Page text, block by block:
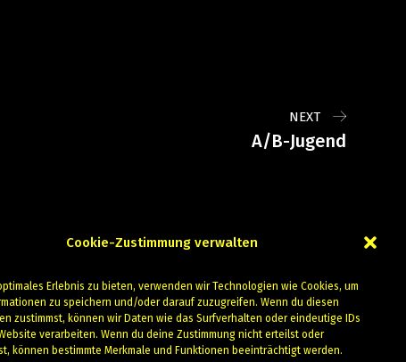
Cookie-Zustimmung verwalten
Erlebnis zu bieten, verwenden wir Technologien wie Cookies, um
zu speichern und/oder darauf zuzugreifen. Wenn du diesen
zustimmst, können wir Daten wie das Surfverhalten oder eindeutige IDs
verarbeiten. Wenn du deine Zustimmung nicht erteilst oder
können bestimmte Merkmale und Funktionen beeinträchtigt werden.
NEXT
A/B-Jugend